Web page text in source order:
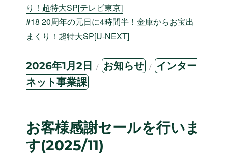
り！超特大SP[テレビ東京]
#18 20周年の元日に4時間半！金庫からお宝出
まくり！超特大SP[U-NEXT]
投
稿
日:
2026年1月2日
カ
テ
お知らせ
タ
グ
インター
ネット事業課
お客様感謝セールを行いま
す(2025/11)